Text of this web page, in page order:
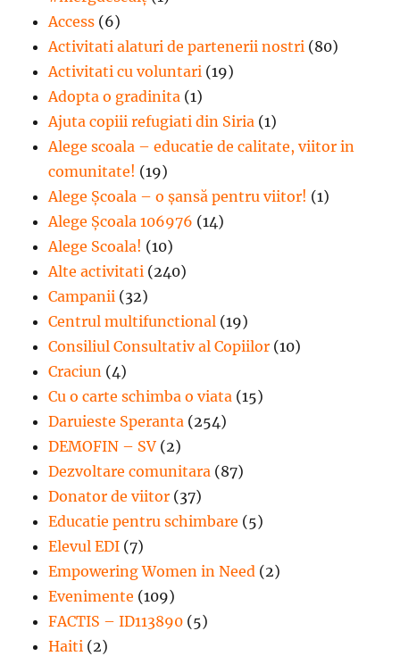
Access (6)
Activitati alaturi de partenerii nostri (80)
Activitati cu voluntari (19)
Adopta o gradinita (1)
Ajuta copiii refugiati din Siria (1)
Alege scoala – educatie de calitate, viitor in
comunitate! (19)
Alege Şcoala – o şansă pentru viitor! (1)
Alege Școala 106976 (14)
Alege Scoala! (10)
Alte activitati (240)
Campanii (32)
Centrul multifunctional (19)
Consiliul Consultativ al Copiilor (10)
Craciun (4)
Cu o carte schimba o viata (15)
Daruieste Speranta (254)
DEMOFIN – SV (2)
Dezvoltare comunitara (87)
Donator de viitor (37)
Educatie pentru schimbare (5)
Elevul EDI (7)
Empowering Women in Need (2)
Evenimente (109)
FACTIS – ID113890 (5)
Haiti (2)